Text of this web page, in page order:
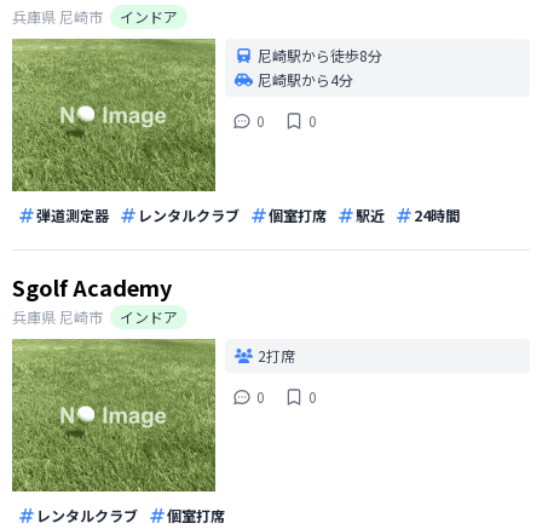
兵庫県 尼崎市
インドア
尼崎駅から徒歩8分
尼崎駅から4分
0
0
弾道測定器 レンタルクラブ 個室打席 駅近 24時間
Sgolf Academy
兵庫県 尼崎市
インドア
2打席
0
0
レンタルクラブ 個室打席